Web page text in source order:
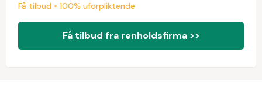
Få tilbud • 100% uforpliktende
Få tilbud fra renholdsfirma >>